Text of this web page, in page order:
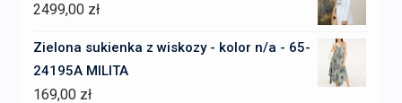
2499,00 zł
Zielona sukienka z wiskozy - kolor n/a - 65-
24195A MILITA
169,00 zł